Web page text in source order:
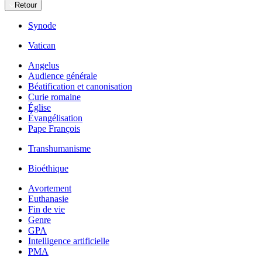
Retour
Synode
Vatican
Angelus
Audience générale
Béatification et canonisation
Curie romaine
Église
Évangélisation
Pape François
Transhumanisme
Bioéthique
Avortement
Euthanasie
Fin de vie
Genre
GPA
Intelligence artificielle
PMA